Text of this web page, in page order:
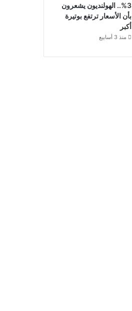
3%.. الهولنديون يشعرون
بأن الأسعار ترتفع بوتيرة
أكبر
منذ 3 أسابيع